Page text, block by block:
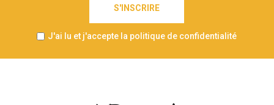
S'INSCRIRE
J'ai lu et j'accepte la politique de confidentialité